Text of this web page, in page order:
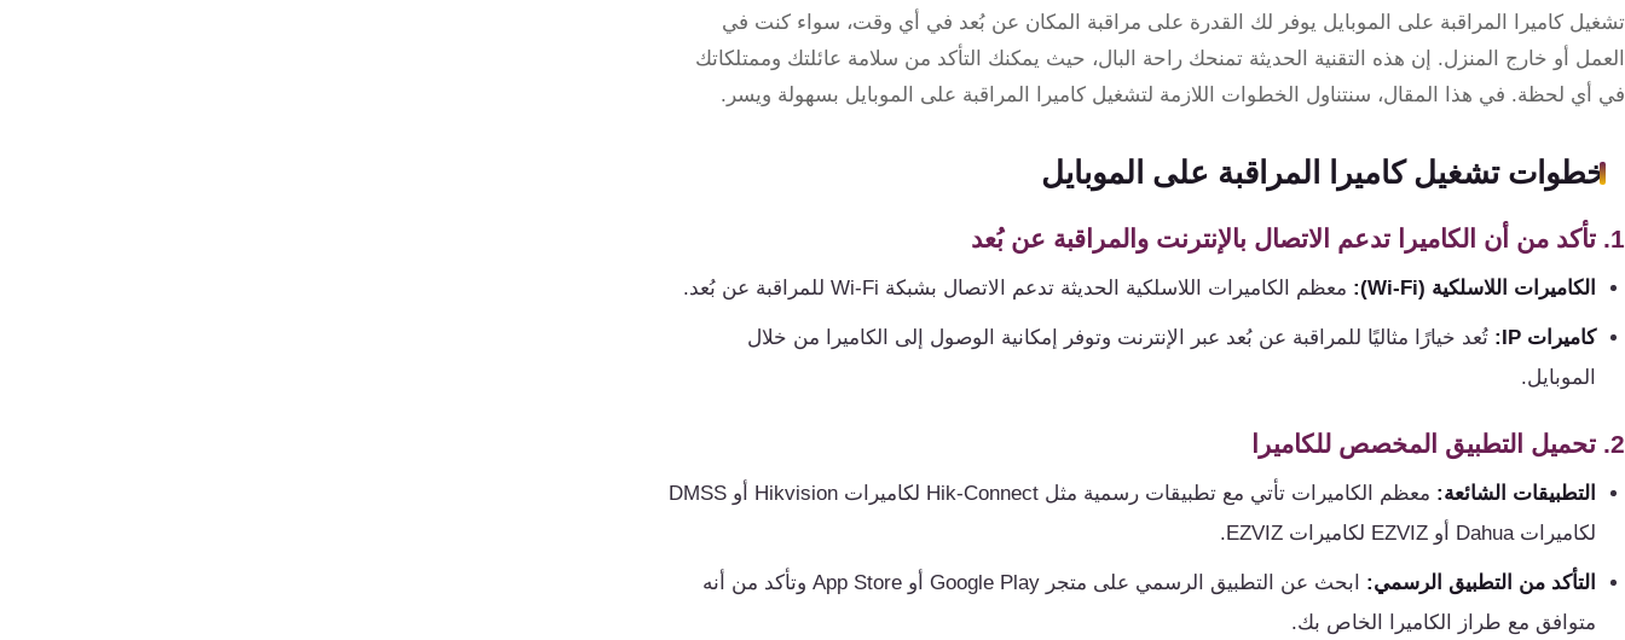
تشغيل كاميرا المراقبة على الموبايل يوفر لك القدرة على مراقبة المكان عن بُعد في أي وقت، سواء كنت في
العمل أو خارج المنزل. إن هذه التقنية الحديثة تمنحك راحة البال، حيث يمكنك التأكد من سلامة عائلتك وممتلكاتك
في أي لحظة. في هذا المقال، سنتناول الخطوات اللازمة لتشغيل كاميرا المراقبة على الموبايل بسهولة ويسر.
خطوات تشغيل كاميرا المراقبة على الموبايل
1. تأكد من أن الكاميرا تدعم الاتصال بالإنترنت والمراقبة عن بُعد
الكاميرات اللاسلكية (Wi-Fi): معظم الكاميرات اللاسلكية الحديثة تدعم الاتصال بشبكة Wi-Fi للمراقبة عن بُعد.
كاميرات IP:
تُعد خيارًا مثاليًا للمراقبة عن بُعد عبر الإنترنت وتوفر إمكانية الوصول إلى الكاميرا من خلال
الموبايل.
2. تحميل التطبيق المخصص للكاميرا
التطبيقات الشائعة:
معظم الكاميرات تأتي مع تطبيقات رسمية مثل Hik-Connect لكاميرات Hikvision أو DMSS
لكاميرات Dahua أو EZVIZ لكاميرات EZVIZ.
التأكد من التطبيق الرسمي:
ابحث عن التطبيق الرسمي على متجر Google Play أو App Store وتأكد من أنه
متوافق مع طراز الكاميرا الخاص بك.
الحضور
والانصراف
شبكات
المحمول
والانترنت
انتركم
أنظمة
السرقة
أنظمة
إنذار
الحريق